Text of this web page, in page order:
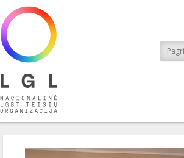
Nacionalinė LGBT teisių organizacija